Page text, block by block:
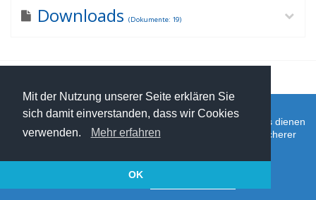
Mit der Nutzung unserer Seite erklären Sie
sich damit einverstanden, dass wir Cookies
verwenden.
Mehr erfahren
OK
Downloads(Dokumente: 19)
Datenschutz | Impressum
Unsere Internetseite verwendet teilweise Cookies. Cookies dienen
dazu, unsere Website nutzerfreundlicher, effektiver und sicherer
Öffnen Sie die Einstellungen: